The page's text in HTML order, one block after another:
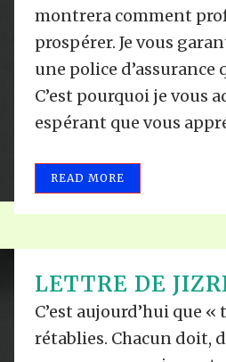
montrera comment
prospérer. Je vous
une police
C’est pourquoi je vous
espérant que vous
READ MORE
LETTRE DE
C’est aujourd’hui que
rétablies. Chacun doit,